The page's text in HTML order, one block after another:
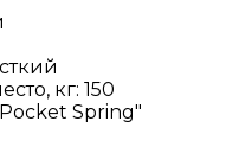
кг: 150
Spring"